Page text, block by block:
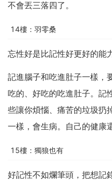
不會丟三落四了。
14樓：羽零桑
忘性好是比記性好更好的能
記進腦子和吃進肚子一樣，
吃的、好吃的吃進肚子。記
些讓你煩惱、痛苦的垃圾扔
一樣，會生病。自己的健康
15樓：獨狼也有
好記性不如爛筆頭，把想記